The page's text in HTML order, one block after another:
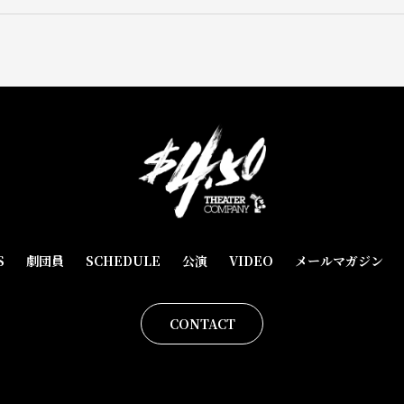
劇団員 SCHEDULE 公演 VIDEO メールマガジン
CONTACT